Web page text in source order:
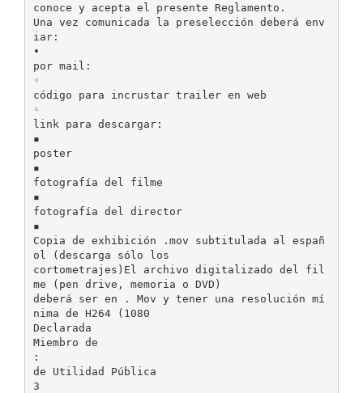
conoce y acepta el presente Reglamento.
Una vez comunicada la preselección deberá env
iar:
•
por mail:
◦
código para incrustar trailer en web
◦
link para descargar:
▪
poster
▪
fotografía del filme
▪
fotografía del director
▪
Copia de exhibición .mov subtitulada al españ
ol (descarga sólo los
cortometrajes)El archivo digitalizado del fil
me (pen drive, memoria o DVD)
deberá ser en . Mov y tener una resolución mí
nima de H264 (1080
Declarada
Miembro de
:
de Utilidad Pública
3